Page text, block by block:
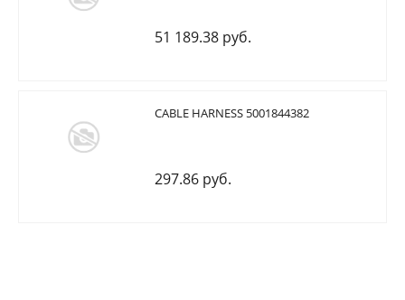
51 189.38 руб.
CABLE HARNESS 5001844382
297.86 руб.